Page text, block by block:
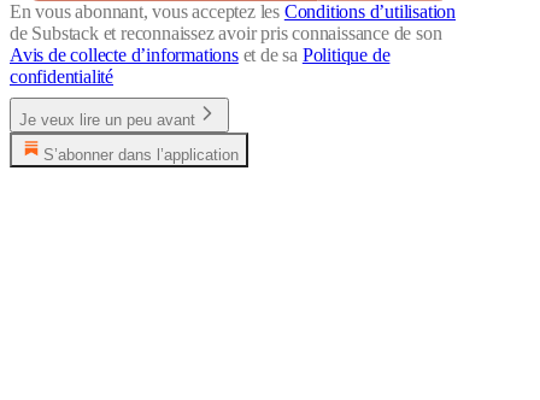
En vous abonnant, vous acceptez les Conditions d’utilisation
de Substack et reconnaissez avoir pris connaissance de son
Avis de collecte d’informationset de sa Politique de
confidentialité
Je veux lire un peu avant
S’abonner dans l’application